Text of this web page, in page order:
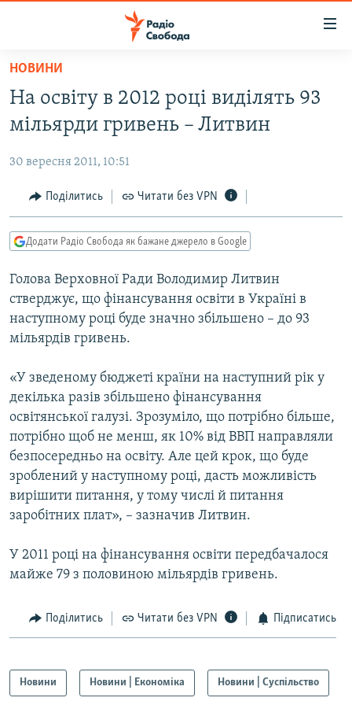
Перейти
основного
матеріалу
до
навігації
Перейти
до
ВСЕ ЗА ДОБУ
ПОЛІТИКА
ЕКОНОМІКА
КУЛЬТУРА
СПОРТ
УКРАЇНА
СВІТ
ВІЙНА
РОСІЙСЬКА «ФІЛЬТРАЦІЯ»
КРИМ.РЕАЛІЇ
ТИ ЯК?
СХЕМИ
КИТАЙ.ВИКЛИКИ
ФОТО
СПЕЦПРОЄКТИ
ПОДКАСТИ
КРИМ РЕАЛІЇ
РУС
КТАТ
ДОЛУЧАЙСЯ!
НОВИНИ
На освіту в 2012 році виділять 93
мільярди гривень – Литвин
30 вересня 2011, 10:51
Поділитись Читати без VPN
Додати Радіо Свобода як бажане джерело в Google
Голова Верховної Ради Володимир Литвин
стверджує, що фінансування освіти в Україні в
наступному році буде значно збільшено – до 93
мільярдів гривень.
«У зведеному бюджеті країни на наступний рік у
декілька разів збільшено фінансування
освітянської галузі. Зрозуміло, що потрібно більше,
потрібно щоб не менш, як 10% від ВВП направляли
безпосередньо на освіту. Але цей крок, що буде
зроблений у наступному році, дасть можливість
вирішити питання, у тому числі й питання
заробітних плат», – зазначив Литвин.
У 2011 році на фінансування освіти передбачалося
майже 79 з половиною мільярдів гривень.
Поділитись Читати без VPN Підписатись
Новини Новини | Економіка Новини | Суспільство